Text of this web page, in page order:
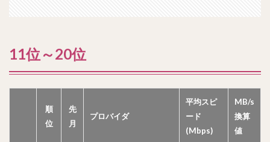
11位～20位
順
位
先
月
プロバイダ
平均スピ
ード
(Mbps)
MB/s
換算
値